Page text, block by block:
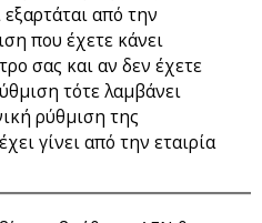
από την
που έχετε κάνει
σας και αν δεν έχετε
τότε λαμβάνει
ρύθμιση της
γίνει από την εταιρία